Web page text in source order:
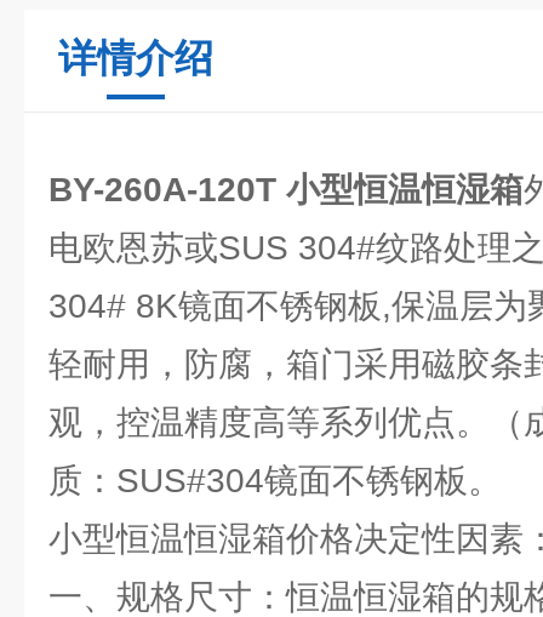
详情介绍
BY-260A-120T 小型恒温恒湿箱
电欧恩苏或SUS 304#纹路处理
304# 8K镜面不锈钢板,保温层为
轻耐用，防腐，箱门采用磁胶条
观，控温精度高等系列优点。（
质：SUS#304镜面不锈钢板。
小型恒温恒湿箱价格决定性因素
一、规格尺寸：恒温恒湿箱的规